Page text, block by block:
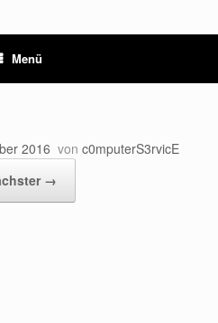
Menü
2016 von c0mputerS3rvicE
→